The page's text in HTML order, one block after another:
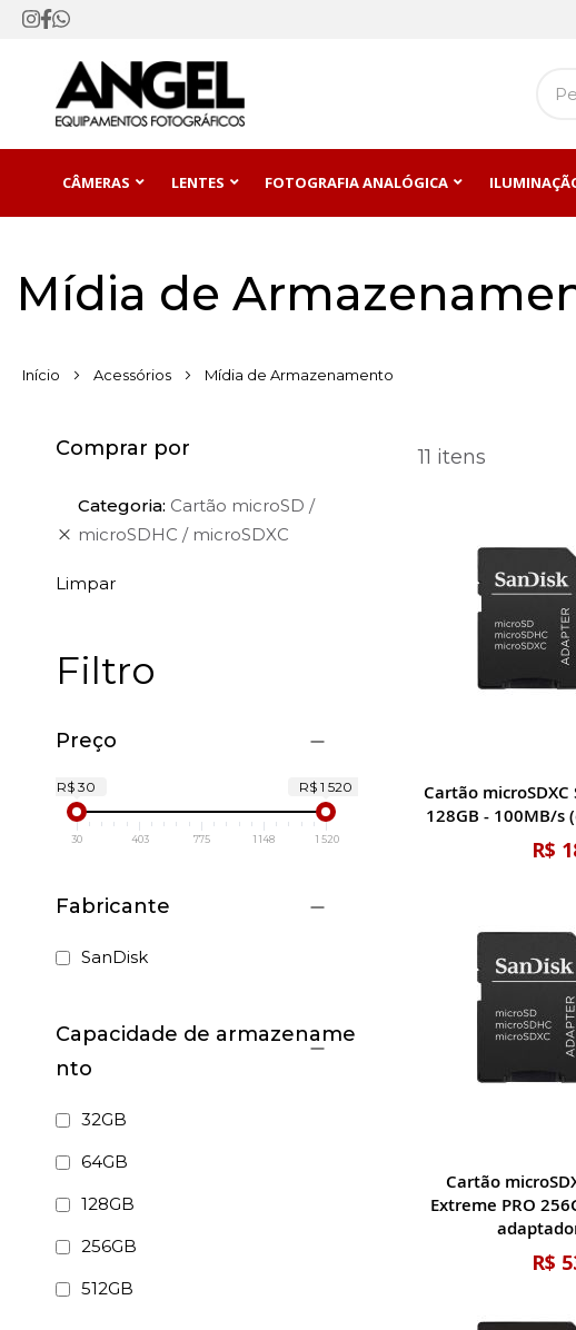
CÂMERAS LENTES FOTOGRAFIA ANALÓGICA
Mídia de
Início Acessórios Mídia de Armazenamento
11 itens
Cartão
128GB - 100MB/s
R$
Cartão
Extreme PRO
R$
Comprar por
Categoria Cartão microSD /
microSDHC / microSDXC
Limpar
Filtro
Preço
R$ 30 R$ 1 520
30 403 775 1 148 1 520
Fabricante
SanDisk
Capacidade de armazename
nto
32GB
64GB
128GB
256GB
512GB